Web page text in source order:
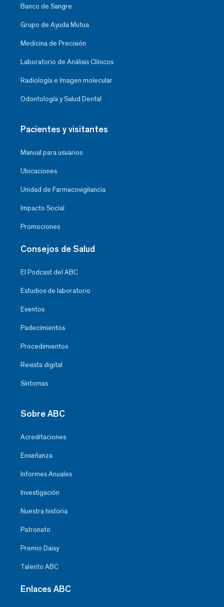
Banco de Sangre
Grupo de Ayuda Mutua
Medicina de Precisión
Laboratorio de Análisis Clínicos
Radiología e Imagen molecular
Odontología y Salud Dental
Pacientes y visitantes
Manual para usuarios
Ubicaciones
Unidad de Farmacovigilancia
Impacto Social
Promociones
Consejos de Salud
El Podcast del ABC
Estudios de laboratorio
Eventos
Padecimientos
Procedimientos
Revista digital
Síntomas
Sobre ABC
Acreditaciones
Enseñanza
Informes Anuales
Investigación
Nuestra historia
Patronato
Premio Daisy
Talento ABC
Enlaces ABC